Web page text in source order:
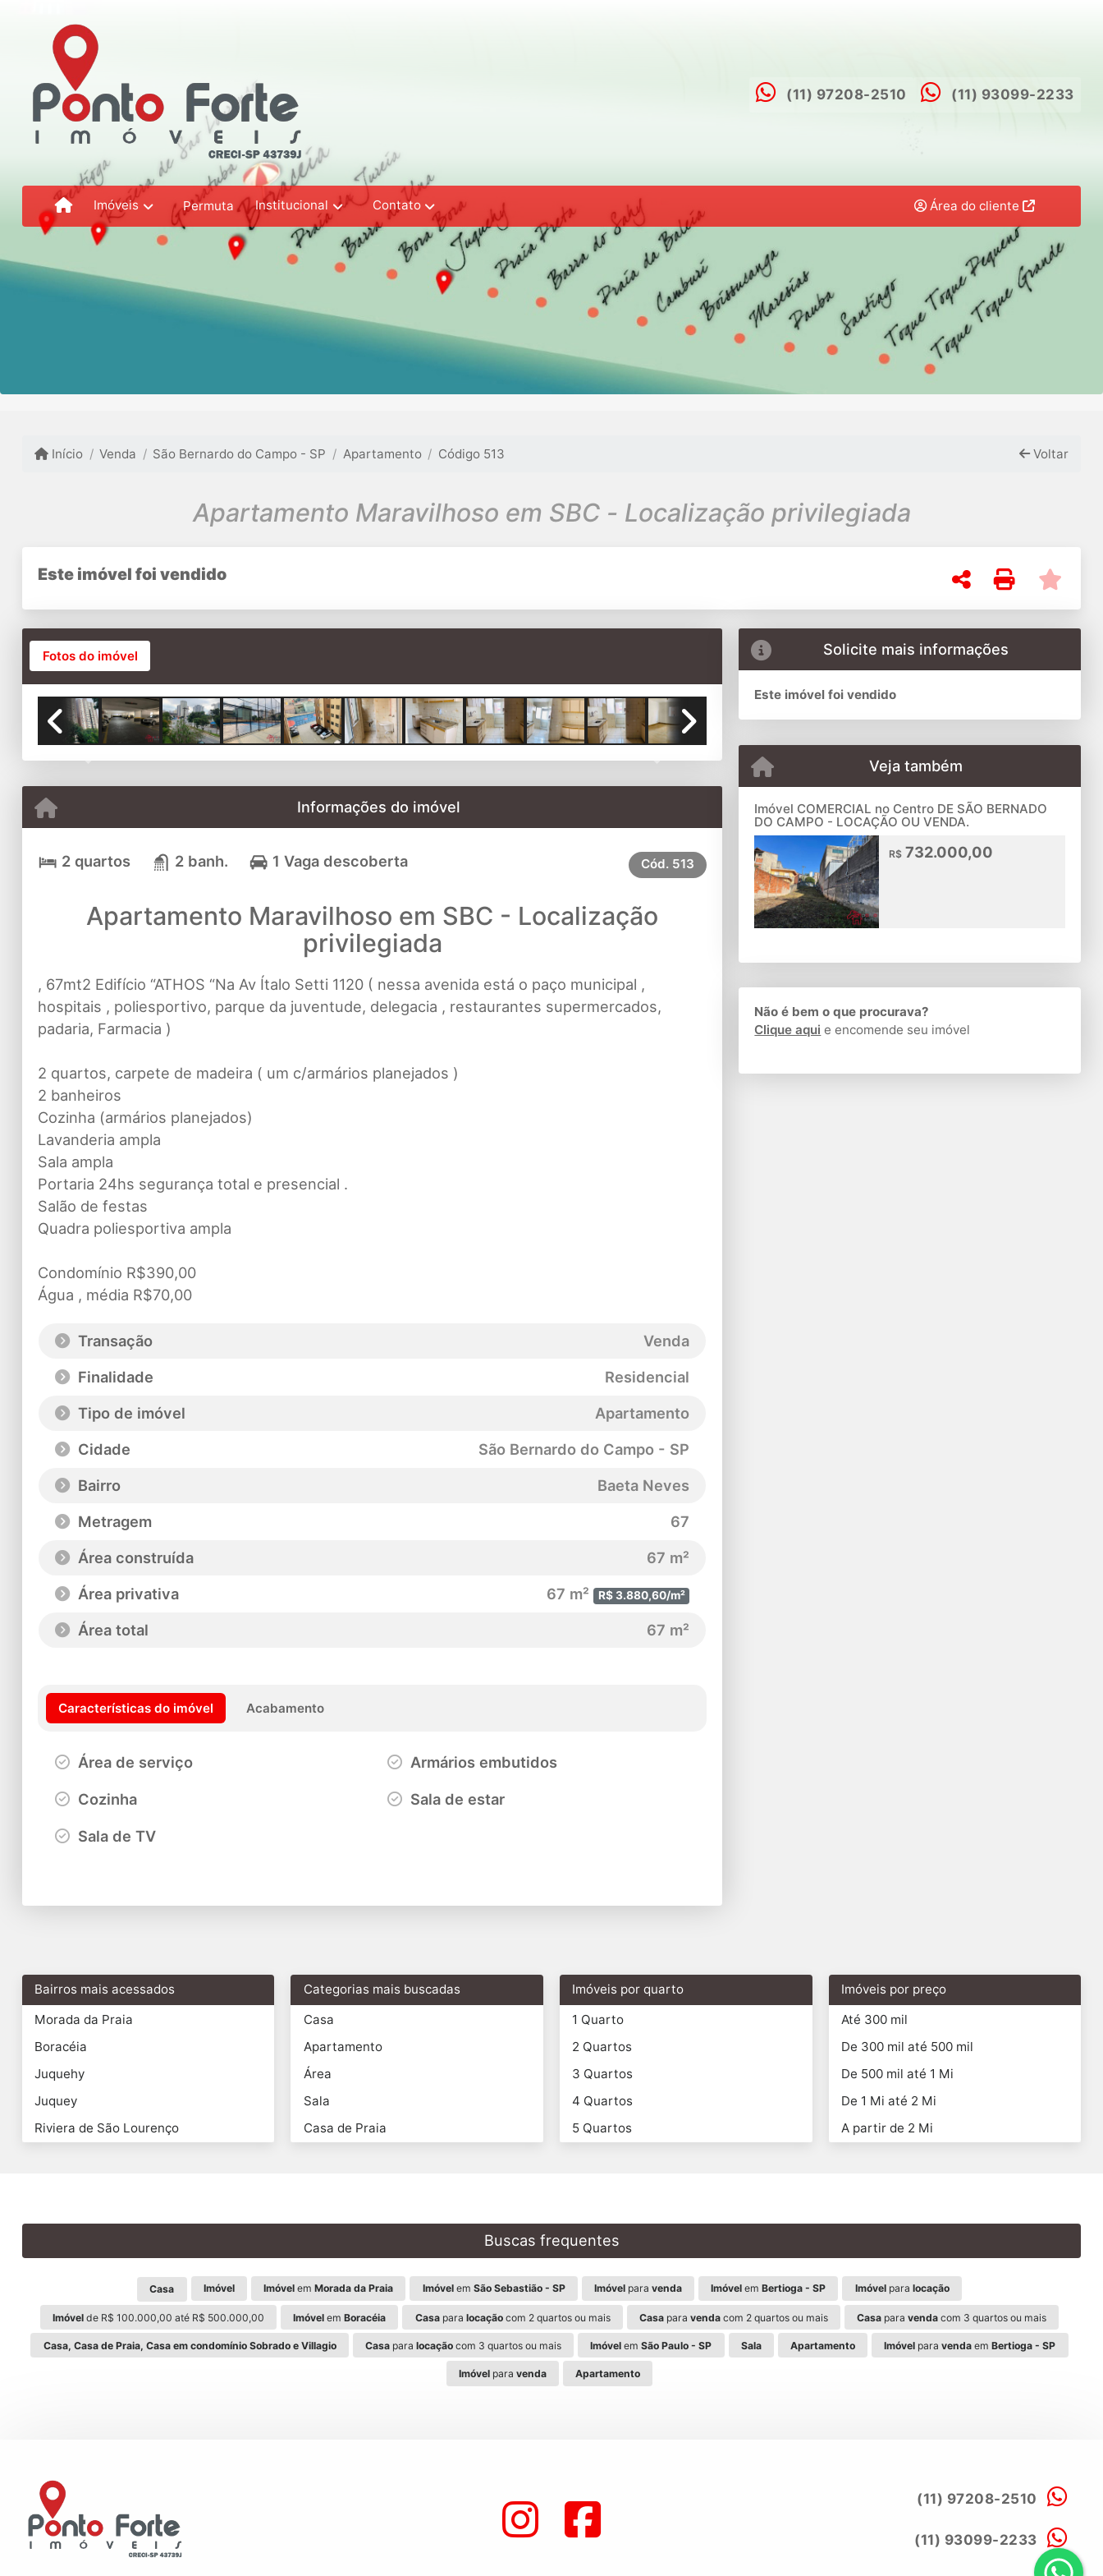
(11) 97208-2510 (11) 93099-2233
Imóveis Permuta Institucional Contato Área do cliente
Início Venda São Bernardo do Campo - SP Apartamento Código 513 Voltar
Apartamento Maravilhoso em SBC - Localização privilegiada
Este imóvel foi vendido
Fotos do imóvel
Previous Next
Informações do imóvel
2 quartos 2 banh. 1 Vaga descoberta Cód. 513
Apartamento Maravilhoso em SBC - Localização
privilegiada
, 67mt2 Edifício “ATHOS “Na Av Ítalo Setti 1120 ( nessa avenida está o paço municipal ,
hospitais , poliesportivo, parque da juventude, delegacia , restaurantes supermercados,
padaria, Farmacia )
2 quartos, carpete de madeira ( um c/armários planejados )
2 banheiros
Cozinha (armários planejados)
Lavanderia ampla
Sala ampla
Portaria 24hs segurança total e presencial .
Salão de festas
Quadra poliesportiva ampla
Condomínio R$390,00
Água , média R$70,00
Transação
Venda
Finalidade
Residencial
Tipo de imóvel
Apartamento
Cidade
São Bernardo do Campo - SP
Bairro
Baeta Neves
Metragem
67
Área construída
67 m²
Área privativa
67 m² R$ 3.880,60/m²
Área total 67 m²
Características do imóvel Acabamento
Área de serviço Armários embutidos
Cozinha Sala de estar
Sala de TV
Solicite mais informações
Este imóvel foi vendido
Veja também
Imóvel COMERCIAL no Centro DE SÃO BERNADO
DO CAMPO - LOCAÇÃO OU VENDA.
R$ 732.000,00
Não é bem o que procurava?
Clique aqui e encomende seu imóvel
Bairros mais acessados
Morada da Praia
Boracéia
Juquehy
Juquey
Riviera de São Lourenço
Categorias mais buscadas
Casa
Apartamento
Área
Sala
Casa de Praia
Imóveis por quarto
1 Quarto
2 Quartos
3 Quartos
4 Quartos
5 Quartos
Imóveis por preço
Até 300 mil
De 300 mil até 500 mil
De 500 mil até 1 Mi
De 1 Mi até 2 Mi
A partir de 2 Mi
Buscas frequentes
Casa Imóvel Imóvel emMorada da Praia Imóvelem São Sebastião - SP Imóvelpara venda Imóvel emBertioga - SP Imóvelpara locação
Imóvelde R$ 100.000,00 até R$ 500.000,00 Imóvel emBoracéia Casapara locaçãocom 2 quartos ou mais Casapara vendacom 2 quartos ou mais Casa paravenda com 3 quartos ou mais
Casa, Casa de Praia, Casa em condomínio Sobrado e Villagio Casapara locaçãocom 3 quartos ou mais Imóvel emSão Paulo - SP Sala Apartamento Imóvel paravenda emBertioga - SP
Imóvelpara venda Apartamento
(11) 97208-2510
(11) 93099-2233